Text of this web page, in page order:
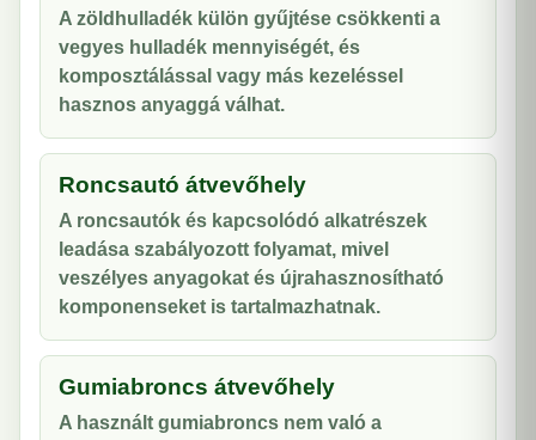
A zöldhulladék külön gyűjtése csökkenti a
vegyes hulladék mennyiségét, és
komposztálással vagy más kezeléssel
hasznos anyaggá válhat.
Roncsautó átvevőhely
A roncsautók és kapcsolódó alkatrészek
leadása szabályozott folyamat, mivel
veszélyes anyagokat és újrahasznosítható
komponenseket is tartalmazhatnak.
Gumiabroncs átvevőhely
A használt gumiabroncs nem való a